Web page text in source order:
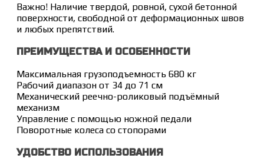
Важно! Наличие твердой, ровной, сухой бетонной
поверхности, свободной от деформационных швов
и любых препятствий.
ПРЕИМУЩЕСТВА И ОСОБЕННОСТИ
Максимальная грузоподъемность 680 кг
Рабочий диапазон от 34 до 71 см
Механический реечно-роликовый подъёмный
механизм
Управление с помощью ножной педали
Поворотные колеса со стопорами
УДОБСТВО ИСПОЛЬЗОВАНИЯ